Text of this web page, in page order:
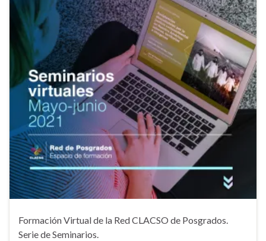
Formación Virtual de la Red CLACSO de Posgrados.
Serie de Seminarios.